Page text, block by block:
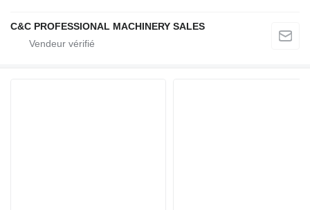
C&C PROFESSIONAL MACHINERY SALES